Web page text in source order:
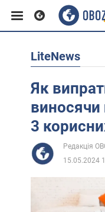
Європа
США
Африка
LiteNews
Як
виносячи
3
Редакція
15.05.2024